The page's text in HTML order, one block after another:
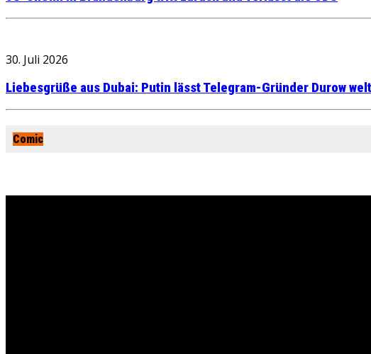
30. Juli 2026
Liebesgrüße aus Dubai: Putin lässt Telegram-Gründer Durow
Comic